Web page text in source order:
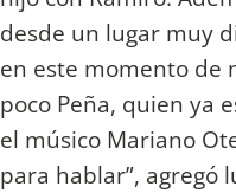
desde un lugar muy
en este momento de
poco Peña, quien ya
el músico Mariano
para hablar”, agregó